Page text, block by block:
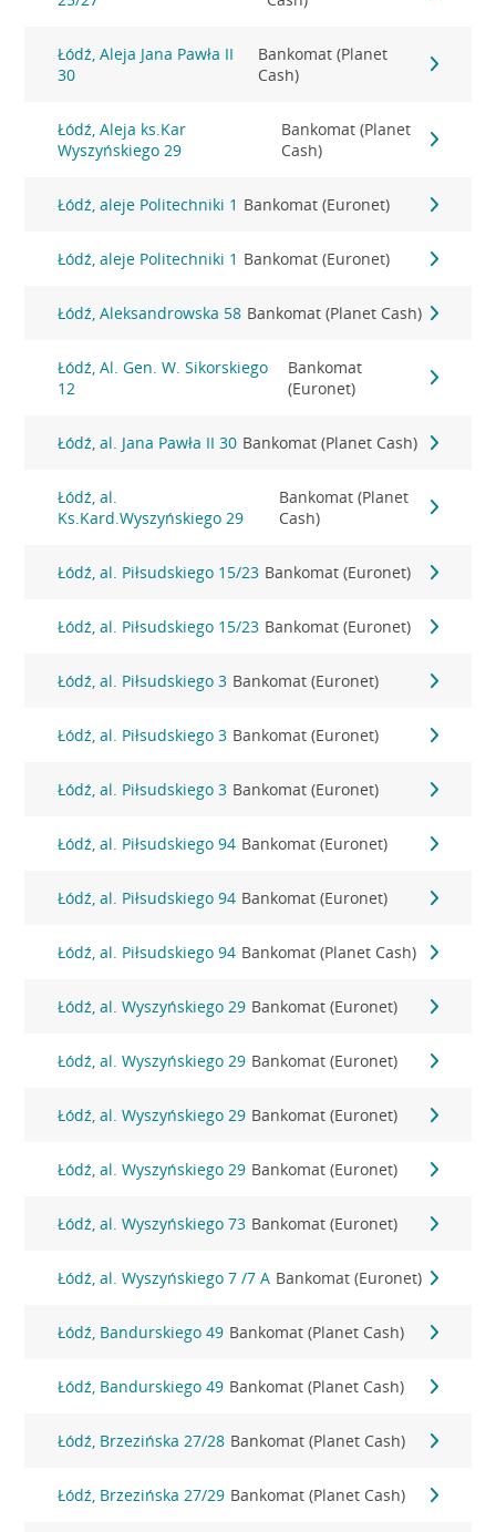
Łódź, Aleja Jana Pawła II
30
Bankomat (Planet
Cash)
Łódź, Aleja ks.Kar
Wyszyńskiego 29
Bankomat (Planet
Cash)
Łódź, aleje Politechniki 1 Bankomat (Euronet)
Łódź, aleje Politechniki 1 Bankomat (Euronet)
Łódź, Aleksandrowska 58 Bankomat (Planet Cash)
Łódź, Al. Gen. W. Sikorskiego
12
Bankomat
(Euronet)
Łódź, al. Jana Pawła II 30 Bankomat (Planet Cash)
Łódź, al.
Ks.Kard.Wyszyńskiego 29
Bankomat (Planet
Cash)
Łódź, al. Piłsudskiego 15/23 Bankomat (Euronet)
Łódź, al. Piłsudskiego 15/23 Bankomat (Euronet)
Łódź, al. Piłsudskiego 3 Bankomat (Euronet)
Łódź, al. Piłsudskiego 3 Bankomat (Euronet)
Łódź, al. Piłsudskiego 3 Bankomat (Euronet)
Łódź, al. Piłsudskiego 94 Bankomat (Euronet)
Łódź, al. Piłsudskiego 94 Bankomat (Euronet)
Łódź, al. Piłsudskiego 94 Bankomat (Planet Cash)
Łódź, al. Wyszyńskiego 29 Bankomat (Euronet)
Łódź, al. Wyszyńskiego 29 Bankomat (Euronet)
Łódź, al. Wyszyńskiego 29 Bankomat (Euronet)
Łódź, al. Wyszyńskiego 29 Bankomat (Euronet)
Łódź, al. Wyszyńskiego 73 Bankomat (Euronet)
Łódź, al. Wyszyńskiego 7 /7 A Bankomat (Euronet)
Łódź, Bandurskiego 49 Bankomat (Planet Cash)
Łódź, Bandurskiego 49 Bankomat (Planet Cash)
Łódź, Brzezińska 27/28 Bankomat (Planet Cash)
Łódź, Brzezińska 27/29 Bankomat (Planet Cash)